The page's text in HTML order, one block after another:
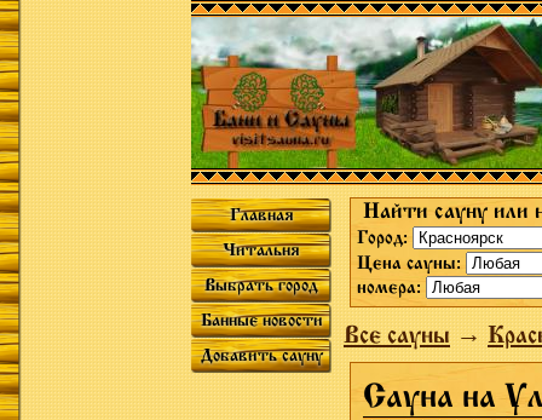
Главная
Читальня
Выбрать город
Банные новости
Добавить сауну
Найти сауну или
Город:
Цена сауны:
номера:
Все сауны→
Сауна на